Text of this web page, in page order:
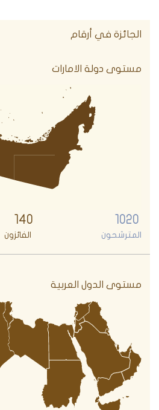
الجائزة في أرقام
مستوى دولة الامارات
1020
140
المترشحون الفائزون
مستوى الدول العربية